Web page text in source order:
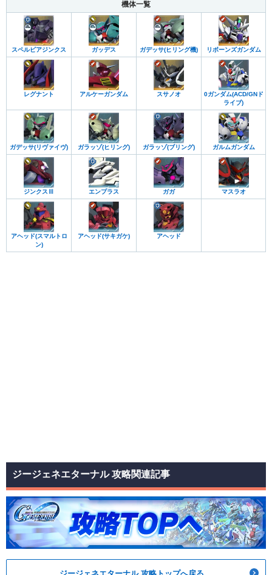
サーペントテール
ユニオン
国連軍 人類革新連盟
AGEシステム
ヴェイガン
ギャラルホルン
タービンズ
阿頼耶識システム
阿頼耶識TypeE
神経接続システム
GUND-ARM
リユース・サイコ・デバイス
ALICE
クロスボーン・バンガード
リガ・ミリティア
ザンスカール帝国
ディアナカウンター
ナノスキン
ミリシャ
キャピタル・アーミィ
トワサンガ メガファウナ
ガンダム
ザク
ジム タンク 地上用 水中用 空中用
傭兵
指揮官機
赤色 白色
GGENERATIONシリーズ
ガンプラ SDガンダム
強敵襲来
SSR以下
アルティメット
機動戦士ガンダムSEED
機動戦士ガンダムSEED DESTINY
機動戦士ガンダム00
機動戦士ガンダムAGE
鉄血のオルフェンズ
水星の魔女
THE ORIGIN MS IGLOO
MS IGLOO 603
MS IGLOO2 重力戦線
第08MS小隊
CROSS DIMENSION 0079
ガンダム外伝 THE BLUE DESTINY
ガンダム外伝 ザ・ブルー・ディスティニー
ガンダム外伝 ミッシングリンク
サンダーボルト
0080 ポケットの中の戦争
ガンダム戦記 BATTLEFIELD RECORD UC0081
機動戦士Gundam GQuuuuuuX
0083 STARDUST MEMORY
0083 REBELLION
ファントム・ブレット
機動戦士ガンダム カタナ
エコール・デュ・シエル 天空の学校
ADVANCE OF Z ティターンズの旗のもとに
機動戦士Zガンダム
機動戦士Zガンダム Define
ガンダム新体験0087 グリーンダイバーズ
GUNDAM SENTINEL
ヴァルプルギス
ダブルフェイク アンダー・ザ・ガンダム
機動戦士ガンダムF90
F90クラスター
エクストリームバーサス
G GENERATIONシリーズ
THE ORIGIN MSD
MSV MS-X Z-MSV
MSV-R
MSV-R ジョニー・ライデンの帰還
CCA-MSV
UC-MSV
F91 MSV
M-MSV SEED MSV
SEED DESTINY MSV
鉄血のオルフェンズ MSV
SDガンダム外伝 ジークジオン編
SD戦国伝 武者七人衆編
ラクロアンヒーローズ
機体一覧
スペルビアジンクス ガッデス ガデッサ(ヒリング機) リボーンズガンダム
レグナント アルケーガンダム スサノオ
0ガンダム(ACD/GNド
ライブ)
ガデッサ(リヴァイヴ) ガラッゾ(ヒリング) ガラッゾ(ブリング) ガルムガンダム
ジンクスⅢ エンプラス ガガ マスラオ
アヘッド(スマルトロ
ン)
アヘッド(サキガケ) アヘッド
ジージェネエターナル 攻略関連記事